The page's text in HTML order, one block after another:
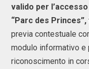
valido per
“Parc des
previa contestuale
modulo informativo e
riconoscimento in